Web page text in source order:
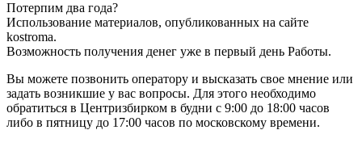
Потерпим два года?
Использование материалов, опубликованных на сайте
kostroma.
Возможность получения денег уже в первый день Работы.
Вы можете позвонить оператору и высказать свое мнение или
задать возникшие у вас вопросы. Для этого необходимо
обратиться в Центризбирком в будни с 9:00 до 18:00 часов
либо в пятницу до 17:00 часов по московскому времени.